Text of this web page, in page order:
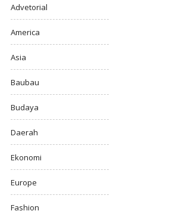
Advetorial
America
Asia
Baubau
Budaya
Daerah
Ekonomi
Europe
Fashion